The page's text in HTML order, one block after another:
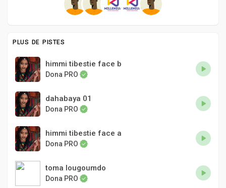
PLUS DE PISTES
himmi tibestie face b
Dona PRO
dahabaya 01
Dona PRO
himmi tibestie face a
Dona PRO
toma lougoumdo
Dona PRO